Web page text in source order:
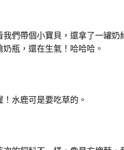
我們帶個小寶貝，還拿了一罐
瓶，還在生氣！哈哈哈。
水鹿可是要吃草的。